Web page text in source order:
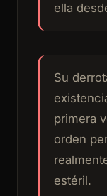
ella
Su
primera
orden
estéril.